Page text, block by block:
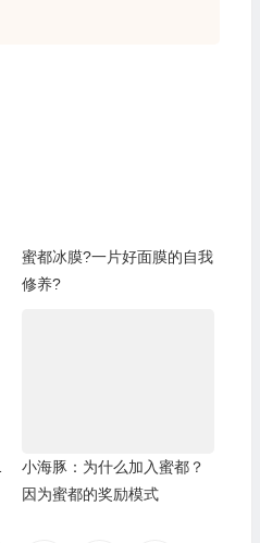
蜜都冰膜?一片好面膜的自我
修养?
小海豚：为什么加入蜜都？
因为蜜都的奖励模式